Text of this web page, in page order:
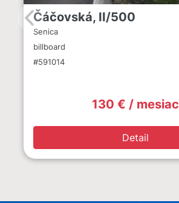
Čáčovská, II/500
Senica
billboard
#591014
130 € / mesiac
Detail